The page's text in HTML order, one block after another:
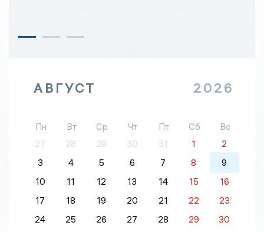
АВГУСТ 2026
Пн Вт Ср Чт Пт Сб
Вс
27
28 29 30 31 1
2
3
4 5 6 7 8
9
10
11 12 13 14 15
16
17
18 19 20 21 22
23
24
25 26 27 28 29
30